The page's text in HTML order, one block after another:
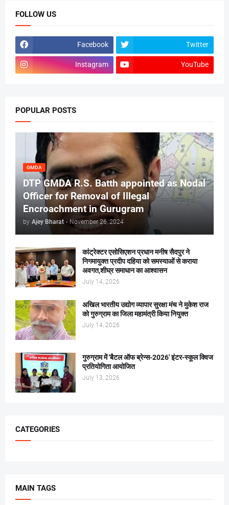
FOLLOW US
Facebook Twitter
Instagram YouTube
POPULAR POSTS
GMDA
DTP GMDA R.S. Batth appointed as Nodal
Officer for Removal of Illegal
Encroachment in Gurugram
by Ajey Bharat - November 26, 2024
कांट्रेक्टर एसोसिएशन प्रधान मनीष सैदपुर ने
निगमायुक्त प्रदीप दहिया को समस्याओं से कराया
अवगत,शीघ्र समाधान का आश्वासन
July 14, 2026
अखिल भारतीय उद्योग व्यापार सुरक्षा मंच ने मुकेश राज
को गुरुग्राम का जिला महामंत्री किया नियुक्त
July 14, 2026
गुरुग्राम में 'बैटल ऑफ ब्रेन्स-2026' इंटर-स्कूल क्विज
प्रतियोगिता आयोजित
July 13, 2026
CATEGORIES
MAIN TAGS